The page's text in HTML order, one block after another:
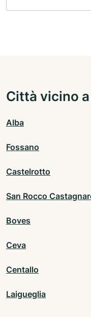
Città vicino
Alba
Fossano
Castelrotto
San Rocco
Boves
Ceva
Centallo
Laigueglia